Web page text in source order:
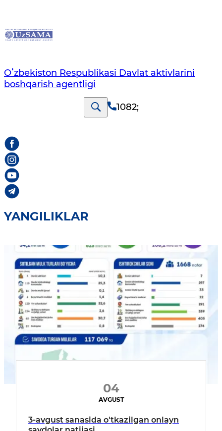
Oʻzbekiston Respublikasi Davlat aktivlarini
boshqarish agentligi
1082;
YANGILIKLAR
04
AVGUST
3-avgust sanasida o'tkazilgan onlayn